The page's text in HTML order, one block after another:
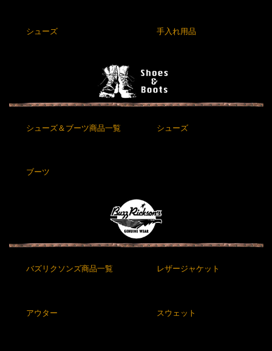
シューズ 手入れ用品
シューズ＆ブーツ商品一覧 シューズ
ブーツ
バズリクソンズ商品一覧 レザージャケット
アウター スウェット